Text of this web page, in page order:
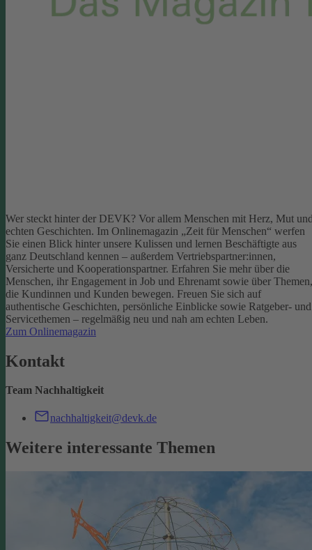
Wer steckt hinter der DEVK? Vor allem Menschen mit Herz, Mut
echten Geschichten. Im Onlinemagazin „Zeit für Menschen“ werfen
Sie einen Blick hinter unsere Kulissen und lernen Beschäftigte aus
ganz Deutschland kennen – außerdem Vertriebspartner:innen,
Versicherte und Kooperationspartner. Erfahren Sie mehr über die
Menschen, ihr Engagement in Job und Ehrenamt sowie über Themen,
die Kundinnen und Kunden bewegen. Freuen Sie sich auf
authentische Geschichten, persönliche Einblicke sowie Ratgeber- und
Servicethemen – regelmäßig neu und nah am echten Leben.
Zum Onlinemagazin
Kontakt
Team Nachhaltigkeit
nachhaltigkeit@devk.de
Weitere interessante Themen